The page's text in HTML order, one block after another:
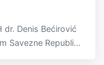
dr. Denis Bećirović
Savezne Republi...